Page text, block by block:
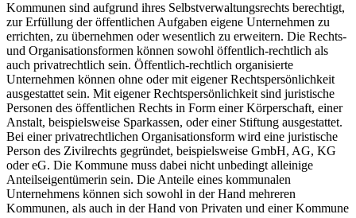
Kommunen sind aufgrund ihres Selbstverwaltungsrechts berechtigt,
zur Erfüllung der öffentlichen Aufgaben eigene Unternehmen zu
errichten, zu übernehmen oder wesentlich zu erweitern. Die Rechts-
und Organisationsformen können sowohl öffentlich-rechtlich als
auch privatrechtlich sein. Öffentlich-rechtlich organisierte
Unternehmen können ohne oder mit eigener Rechtspersönlichkeit
ausgestattet sein. Mit eigener Rechtspersönlichkeit sind juristische
Personen des öffentlichen Rechts in Form einer Körperschaft, einer
Anstalt, beispielsweise Sparkassen, oder einer Stiftung ausgestattet.
Bei einer privatrechtlichen Organisationsform wird eine juristische
Person des Zivilrechts gegründet, beispielsweise GmbH, AG, KG
oder eG. Die Kommune muss dabei nicht unbedingt alleinige
Anteilseigentümerin sein. Die Anteile eines kommunalen
Unternehmens können sich sowohl in der Hand mehreren
Kommunen, als auch in der Hand von Privaten und einer Kommune